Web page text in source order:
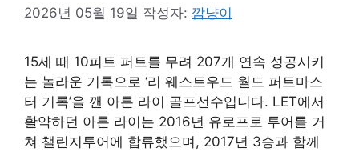
2026년 05월 19일 작성자: 깜냥이
15세 때 10피트 퍼트를 무려 207개 연속 성공시키
는 놀라운 기록으로 ‘리 웨스트우드 월드 퍼트마스
터 기록’을 깬 아론 라이 골프선수입니다. LET에서
활약하던 아론 라이는 2016년 유로프로 투어를 거
쳐 챌린지투어에 합류했으며, 2017년 3승과 함께